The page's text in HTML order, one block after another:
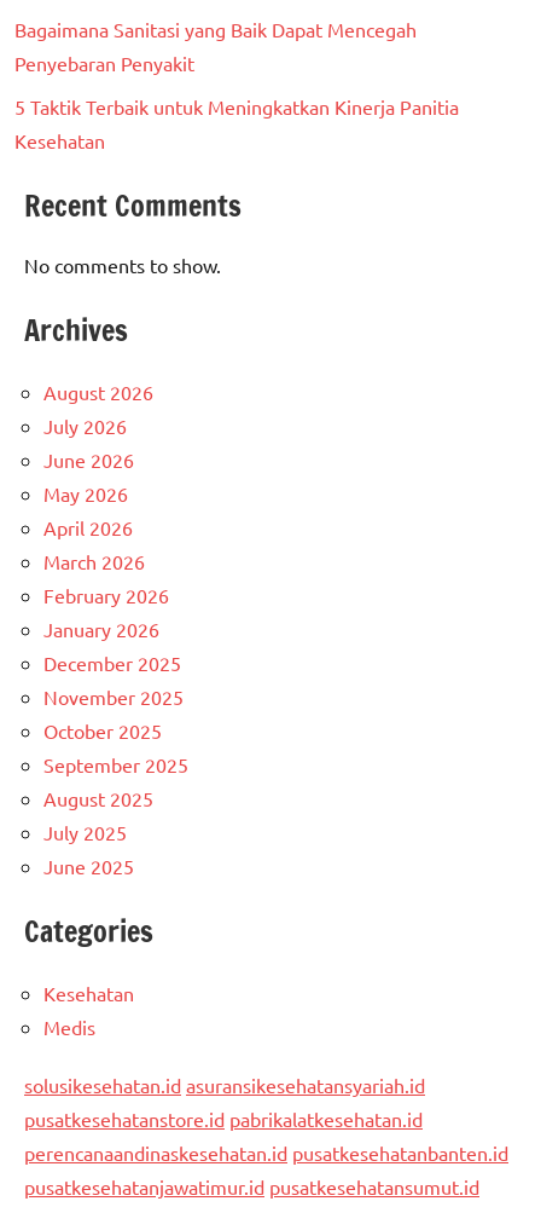
Bagaimana Sanitasi yang Baik Dapat Mencegah
Penyebaran Penyakit
5 Taktik Terbaik untuk Meningkatkan Kinerja Panitia
Kesehatan
Recent Comments
No comments to show.
Archives
August 2026
July 2026
June 2026
May 2026
April 2026
March 2026
February 2026
January 2026
December 2025
November 2025
October 2025
September 2025
August 2025
July 2025
June 2025
Categories
Kesehatan
Medis
solusikesehatan.id asuransikesehatansyariah.id
pusatkesehatanstore.id pabrikalatkesehatan.id
perencanaandinaskesehatan.id pusatkesehatanbanten.id
pusatkesehatanjawatimur.id pusatkesehatansumut.id